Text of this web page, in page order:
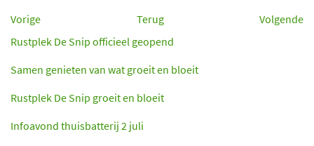
Vorige Terug
Volgende
Rustplek De Snip officieel geopend
Samen genieten van wat groeit en bloeit
Rustplek De Snip groeit en bloeit
Infoavond thuisbatterij 2 juli